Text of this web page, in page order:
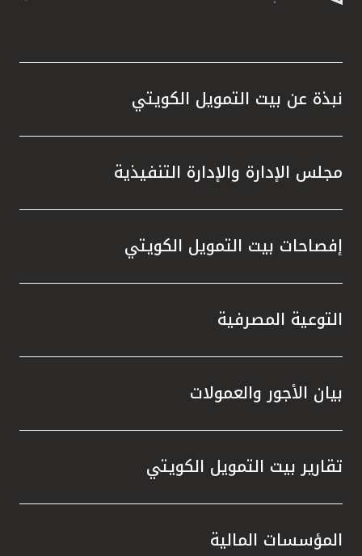
نبذة عن بيت التمويل الكويتي
مجلس الإدارة والإدارة التنفيذية
إفصاحات بيت التمويل الكويتي
التوعية المصرفية
بيان الأجور والعمولات
تقارير بيت التمويل الكويتي
المؤسسات المالية